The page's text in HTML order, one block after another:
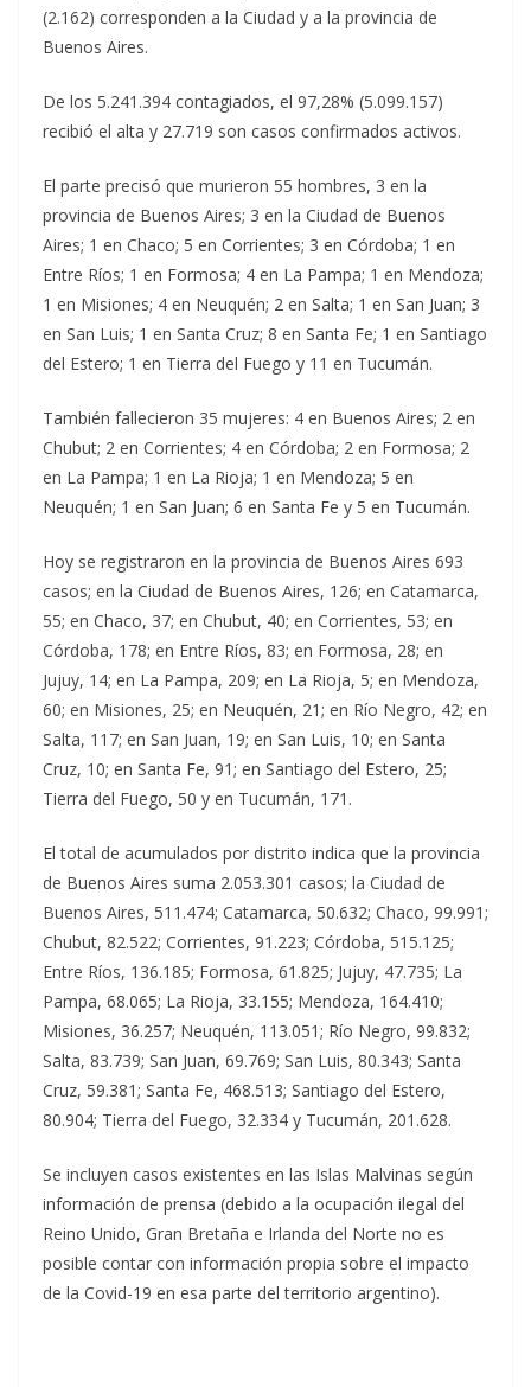
(2.162) corresponden a la Ciudad y a la provincia de
Buenos Aires.
De los 5.241.394 contagiados, el 97,28% (5.099.157)
recibió el alta y 27.719 son casos confirmados activos.
El parte precisó que murieron 55 hombres, 3 en la
provincia de Buenos Aires; 3 en la Ciudad de Buenos
Aires; 1 en Chaco; 5 en Corrientes; 3 en Córdoba; 1 en
Entre Ríos; 1 en Formosa; 4 en La Pampa; 1 en Mendoza;
1 en Misiones; 4 en Neuquén; 2 en Salta; 1 en San Juan; 3
en San Luis; 1 en Santa Cruz; 8 en Santa Fe; 1 en Santiago
del Estero; 1 en Tierra del Fuego y 11 en Tucumán.
También fallecieron 35 mujeres: 4 en Buenos Aires; 2 en
Chubut; 2 en Corrientes; 4 en Córdoba; 2 en Formosa; 2
en La Pampa; 1 en La Rioja; 1 en Mendoza; 5 en
Neuquén; 1 en San Juan; 6 en Santa Fe y 5 en Tucumán.
Hoy se registraron en la provincia de Buenos Aires 693
casos; en la Ciudad de Buenos Aires, 126; en Catamarca,
55; en Chaco, 37; en Chubut, 40; en Corrientes, 53; en
Córdoba, 178; en Entre Ríos, 83; en Formosa, 28; en
Jujuy, 14; en La Pampa, 209; en La Rioja, 5; en Mendoza,
60; en Misiones, 25; en Neuquén, 21; en Río Negro, 42; en
Salta, 117; en San Juan, 19; en San Luis, 10; en Santa
Cruz, 10; en Santa Fe, 91; en Santiago del Estero, 25;
Tierra del Fuego, 50 y en Tucumán, 171.
El total de acumulados por distrito indica que la provincia
de Buenos Aires suma 2.053.301 casos; la Ciudad de
Buenos Aires, 511.474; Catamarca, 50.632; Chaco, 99.991;
Chubut, 82.522; Corrientes, 91.223; Córdoba, 515.125;
Entre Ríos, 136.185; Formosa, 61.825; Jujuy, 47.735; La
Pampa, 68.065; La Rioja, 33.155; Mendoza, 164.410;
Misiones, 36.257; Neuquén, 113.051; Río Negro, 99.832;
Salta, 83.739; San Juan, 69.769; San Luis, 80.343; Santa
Cruz, 59.381; Santa Fe, 468.513; Santiago del Estero,
80.904; Tierra del Fuego, 32.334 y Tucumán, 201.628.
Se incluyen casos existentes en las Islas Malvinas según
información de prensa (debido a la ocupación ilegal del
Reino Unido, Gran Bretaña e Irlanda del Norte no es
posible contar con información propia sobre el impacto
de la Covid-19 en esa parte del territorio argentino).